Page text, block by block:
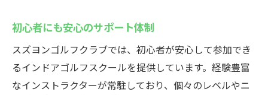
ルで技術向上群馬県高崎市での体験談
参加者のリアルな声を紹介
技術向上の実感を得た成功例
継続することで得られる成果
初心者にも安心のサポート体制
スズヨンゴルフクラブでは、初心者が安心して参加でき
るインドアゴルフスクールを提供しています。経験豊富
なインストラクターが常駐しており、個々のレベルやニ